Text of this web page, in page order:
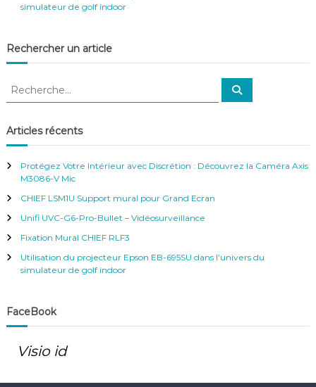
d
e
a
r
t
i
l
e
simulateur de golf indoor
Rechercher un article
R
h
e
c
e
r
:
R
c
e
r
Articles récents
Protégez Votre Intérieur avec Discrétion : Découvrez la Caméra Axis
M3086-V Mic
CHIEF LSM1U Support mural pour Grand Ecran
Unifi UVC-G6-Pro-Bullet – Vidéosurveillance
Fixation Mural CHIEF RLF3
Utilisation du projecteur Epson EB-695SU dans l’univers du
simulateur de golf indoor
FaceBook
Visio id